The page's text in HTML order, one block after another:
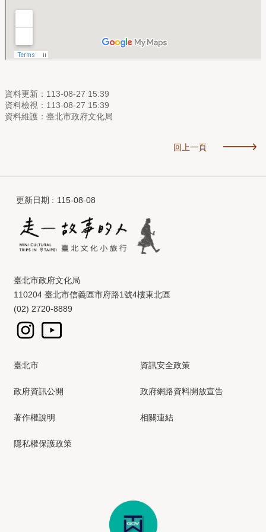
資料更新：113-08-27 15:39
資料檢視：113-08-27 15:39
資料維護：臺北市政府文化局
回上一頁
更新日期 115-08-08
臺北市政府文化局
110204 臺北市信義區市府路1號4樓東北區
(02) 2720-8889
臺北市
政府資訊公開
著作權說明
隱私權保護政策
資訊安全政策
政府網路資料開放宣告
相關連結